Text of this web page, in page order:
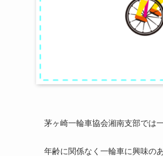
茅ヶ崎一輪車協会湘南支部では
年齢に関係なく一輪車に興味の